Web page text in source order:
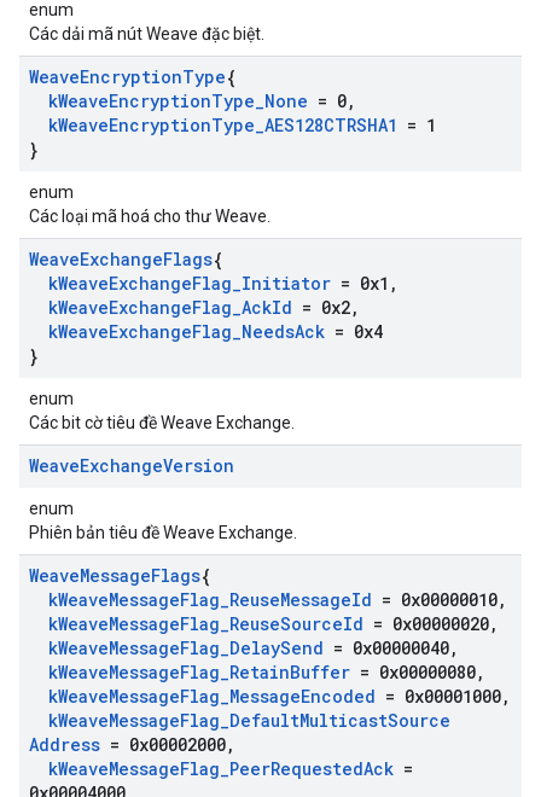
enum
Các dải mã nút Weave đặc biệt.
WeaveEncryptionType{
kWeaveEncryptionType_None = 0,
kWeaveEncryptionType_AES128CTRSHA1 = 1
}
enum
Các loại mã hoá cho thư Weave.
WeaveExchangeFlags{
kWeaveExchangeFlag_Initiator = 0x1 ,
kWeaveExchangeFlag_AckId = 0x2,
kWeaveExchangeFlag_NeedsAck = 0x4
}
enum
Các bit cờ tiêu đề Weave Exchange.
WeaveExchangeVersion
enum
Phiên bản tiêu đề Weave Exchange.
WeaveMessageFlags{
kWeaveMessageFlag_ReuseMessageId = 0x00000010,
kWeaveMessageFlag_ReuseSourceId = 0x00000020,
kWeaveMessageFlag_DelaySend = 0x00000040,
kWeaveMessageFlag_RetainBuffer = 0x00000080,
kWeaveMessageFlag_MessageEncoded = 0x00001000,
kWeaveMessageFlag_DefaultMulticastSource
Address = 0x00002000,
kWeaveMessageFlag_PeerRequestedAck =